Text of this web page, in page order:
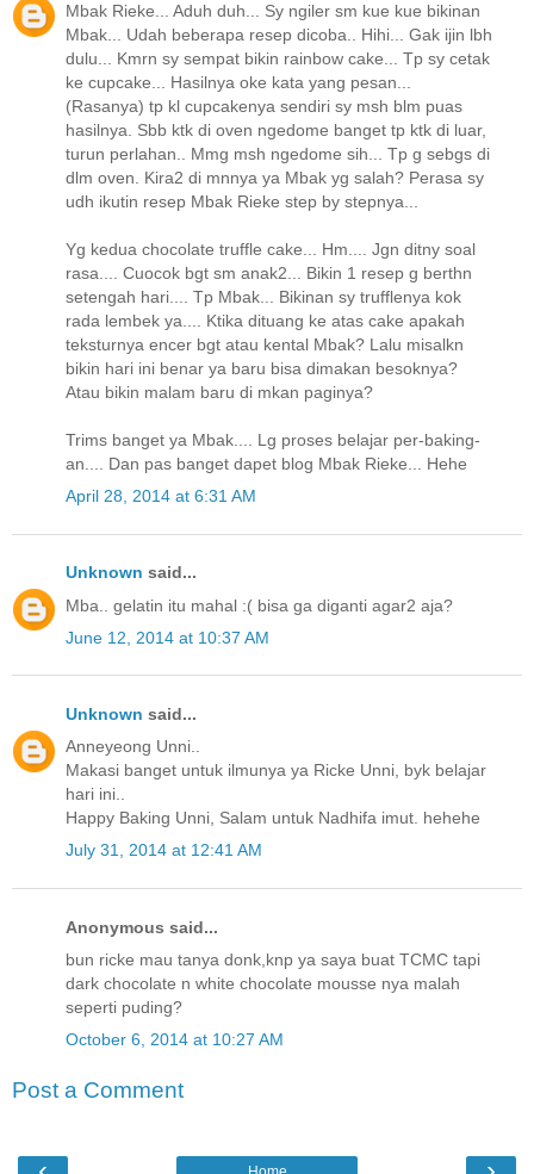
Mbak Rieke... Aduh duh... Sy ngiler sm kue kue bikinan
Mbak... Udah beberapa resep dicoba.. Hihi... Gak ijin lbh
dulu... Kmrn sy sempat bikin rainbow cake... Tp sy cetak
ke cupcake... Hasilnya oke kata yang pesan...
(Rasanya) tp kl cupcakenya sendiri sy msh blm puas
hasilnya. Sbb ktk di oven ngedome banget tp ktk di luar,
turun perlahan.. Mmg msh ngedome sih... Tp g sebgs di
dlm oven. Kira2 di mnnya ya Mbak yg salah? Perasa sy
udh ikutin resep Mbak Rieke step by stepnya...
Yg kedua chocolate truffle cake... Hm.... Jgn ditny soal
rasa.... Cuocok bgt sm anak2... Bikin 1 resep g berthn
setengah hari.... Tp Mbak... Bikinan sy trufflenya kok
rada lembek ya.... Ktika dituang ke atas cake apakah
teksturnya encer bgt atau kental Mbak? Lalu misalkn
bikin hari ini benar ya baru bisa dimakan besoknya?
Atau bikin malam baru di mkan paginya?
Trims banget ya Mbak.... Lg proses belajar per-baking-
an.... Dan pas banget dapet blog Mbak Rieke... Hehe
April 28, 2014 at 6:31 AM
Unknown said...
Mba.. gelatin itu mahal :( bisa ga diganti agar2 aja?
June 12, 2014 at 10:37 AM
Unknown said...
Anneyeong Unni..
Makasi banget untuk ilmunya ya Ricke Unni, byk belajar
hari ini..
Happy Baking Unni, Salam untuk Nadhifa imut. hehehe
July 31, 2014 at 12:41 AM
Anonymous said...
bun ricke mau tanya donk,knp ya saya buat TCMC tapi
dark chocolate n white chocolate mousse nya malah
seperti puding?
October 6, 2014 at 10:27 AM
Post a Comment